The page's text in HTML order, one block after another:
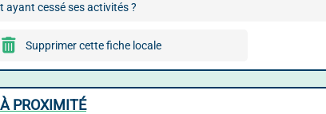
cessé ses activités ?
Supprimer cette fiche locale
PROXIMITÉ